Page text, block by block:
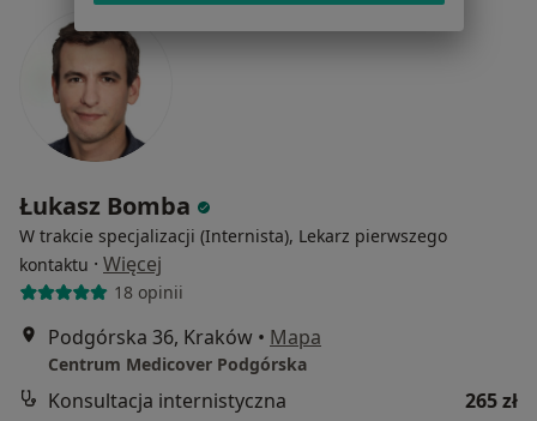
Łukasz Bomba
W trakcie specjalizacji (Internista), Lekarz pierwszego
kontaktu · Więcej
18 opinii
Podgórska 36, Kraków • Mapa
Centrum Medicover Podgórska
Konsultacja internistyczna
265 zł